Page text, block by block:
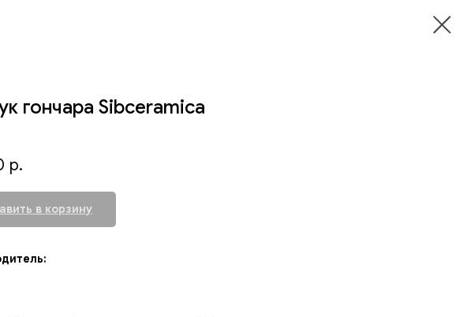
гончара Sibceramica
р.
в корзину